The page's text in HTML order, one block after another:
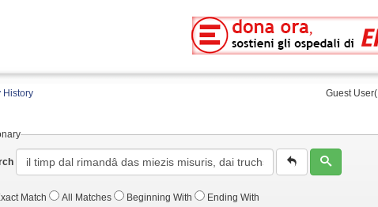
History Guest User(
Match All Matches Beginning With Ending With